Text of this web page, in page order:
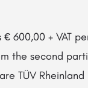
€ 600,00 + VAT
the second
TÜV Rheinland